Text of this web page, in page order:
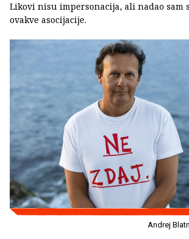
Likovi nisu impersonacija, ali nadao sam
ovakve asocijacije.
Andrej